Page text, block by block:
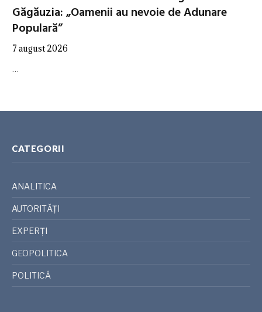
Găgăuzia: „Oamenii au nevoie de Adunare
Populară”
7 august 2026
…
CATEGORII
ANALITICA
AUTORITĂȚI
EXPERȚI
GEOPOLITICA
POLITICĂ